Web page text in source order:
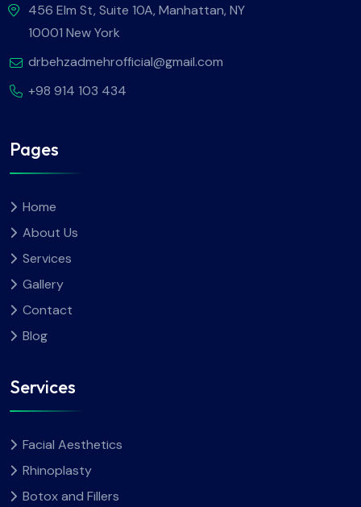
456 Elm St, Suite 10A, Manhattan, NY
10001 New York
drbehzadmehrofficial@gmail.com
+98 914 103 434
Pages
Home
About Us
Services
Gallery
Contact
Blog
Services
Facial Aesthetics
Rhinoplasty
Botox and Fillers